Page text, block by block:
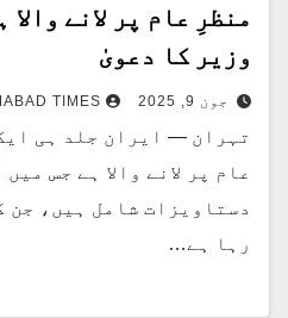
منظرِ عام پر لانے
وزیر کا دعویٰ
جون 9, 2025 TIMES
تہران — ایران جلد ہی
عام پر لانے والا ہے جس
دستاویزات شامل ہیں، جن
رہا ہے…